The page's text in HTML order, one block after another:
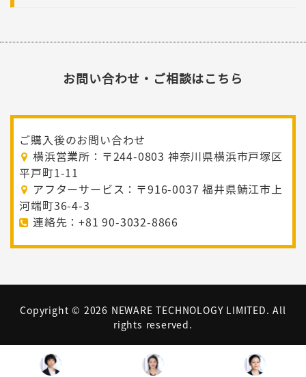
お問い合わせ・ご相談はこちら
ご購入後のお問い合わせ
横浜営業所：〒244-0803 神奈川県横浜市戸塚区
平戸町1-11
アフターサービス：〒916-0037 福井県鯖江市上
河端町36-4-3
連絡先：+81 90-3032-8866
Copyright © 2026 NEWARE TECHNOLOGY LIMITED. All
rights reserved.